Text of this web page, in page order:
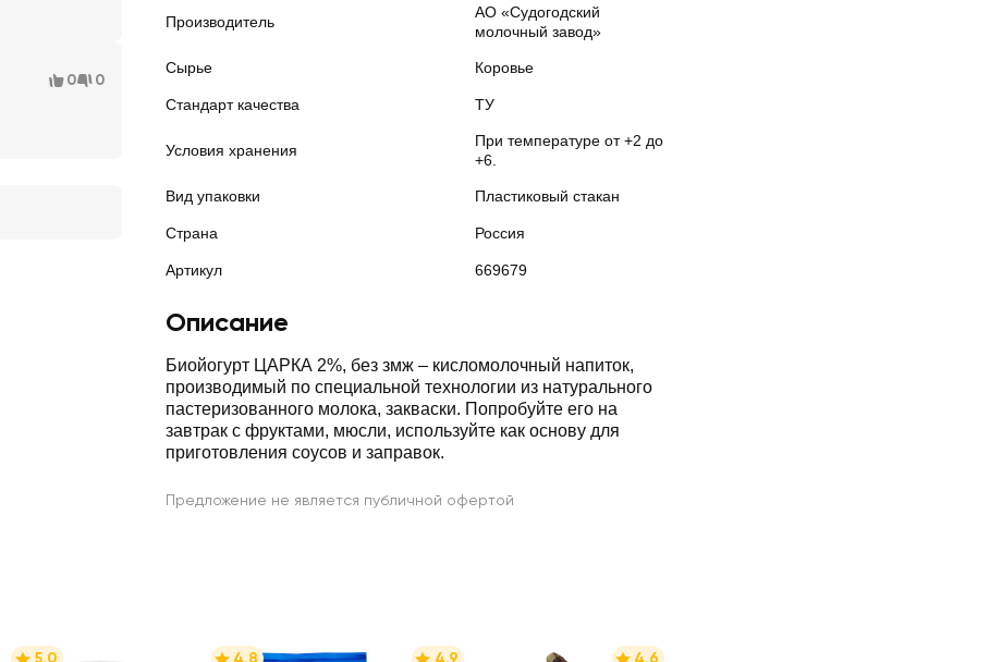
Производитель
АО «Судогодский
молочный завод»
Сырье Коровье
Стандарт качества ТУ
Условия хранения
При температуре от +2 до
+6.
Вид упаковки Пластиковый стакан
Страна Россия
Артикул 669679
Описание
Биойогурт ЦАРКА 2%, без змж – кисломолочный напиток,
производимый по специальной технологии из натурального
пастеризованного молока, закваски. Попробуйте его на
завтрак с фруктами, мюсли, используйте как основу для
приготовления соусов и заправок.
Предложение не является публичной офертой
0 0
5.0 4.8 4.9 4.6